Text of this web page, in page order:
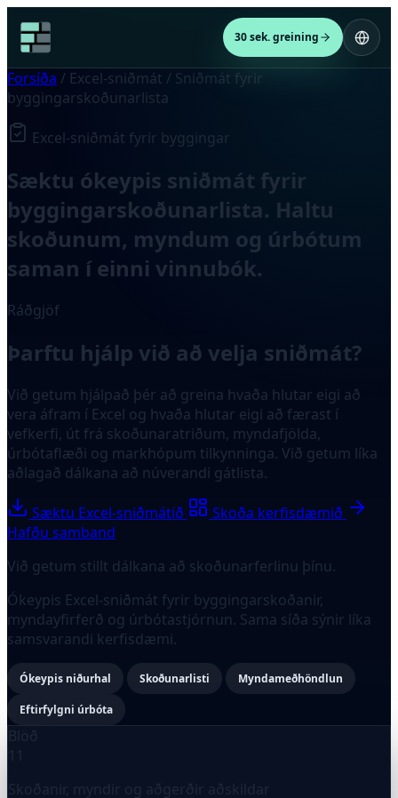
30 sek. greining
Forsíða / Excel-sniðmát / Sniðmát fyrir
byggingarskoðunarlista
Excel-sniðmát fyrir byggingar
Sæktu ókeypis sniðmát fyrir
byggingarskoðunarlista. Haltu
skoðunum, myndum og úrbótum
saman í einni vinnubók.
Ráðgjöf
Þarftu hjálp við að velja sniðmát?
Við getum hjálpað þér að greina hvaða hlutar eigi að
vera áfram í Excel og hvaða hlutar eigi að færast í
vefkerfi, út frá skoðunaratriðum, myndafjölda,
úrbótaflæði og markhópum tilkynninga. Við getum líka
aðlagað dálkana að núverandi gátlista.
Sæktu Excel-sniðmátið
Skoða kerfisdæmið
Hafðu samband
Við getum stillt dálkana að skoðunarferlinu þínu.
Ókeypis Excel-sniðmát fyrir byggingarskoðanir,
myndayfirferð og úrbótastjórnun. Sama síða sýnir líka
samsvarandi kerfisdæmi.
Ókeypis niðurhal Skoðunarlisti Myndameðhöndlun
Eftirfylgni úrbóta
Blöð
Skoðanir, myndir og aðgerðir aðskildar